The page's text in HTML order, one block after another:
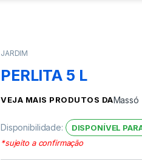
JARDIM
PERLITA 5 L
VEJA MAIS PRODUTOS DAMassó
Disponibilidade:
DISPONÍVEL
*sujeito a confirmação